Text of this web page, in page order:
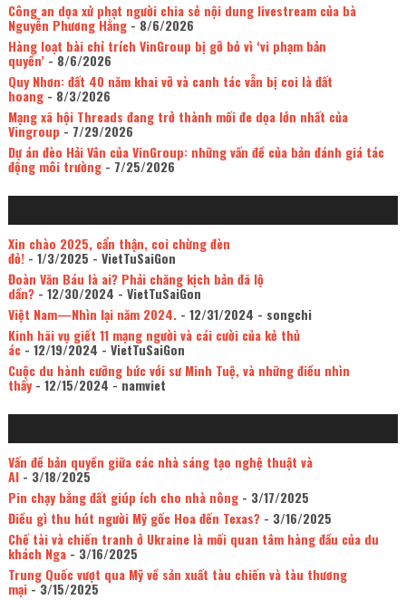
Công an dọa xử phạt người chia sẻ nội dung livestream của bà
Nguyễn Phương Hằng- 8/6/2026
Hàng loạt bài chỉ trích VinGroup bị gỡ bỏ vì ‘vi phạm bản
quyền’- 8/6/2026
Quy Nhơn: đất 40 năm khai vỡ và canh tác vẫn bị coi là đất
hoang- 8/3/2026
Mạng xã hội Threads đang trở thành mối đe dọa lớn nhất của
Vingroup - 7/29/2026
Dự án đèo Hải Vân của VinGroup: những vấn đề của bản đánh giá tác
động môi trường- 7/25/2026
Xin chào 2025, cẩn thận, coi chừng đèn
đỏ!- 1/3/2025 - VietTuSaiGon
Đoàn Văn Báu là ai? Phải chăng kịch bản đã lộ
dần?- 12/30/2024 - VietTuSaiGon
Việt Nam—Nhìn lại năm 2024.- 12/31/2024 - songchi
Kinh hãi vụ giết 11 mạng người và cái cười của kẻ thủ
ác- 12/19/2024 - VietTuSaiGon
Cuộc du hành cưỡng bức với sư Minh Tuệ, và những điều nhìn
thấy- 12/15/2024 - namviet
Vấn đề bản quyền giữa các nhà sáng tạo nghệ thuật và
AI- 3/18/2025
Pin chạy bằng đất giúp ích cho nhà nông- 3/17/2025
Điều gì thu hút người Mỹ gốc Hoa đến Texas?- 3/16/2025
Chế tài và chiến tranh ở Ukraine là mối quan tâm hàng đầu của du
khách Nga- 3/16/2025
Trung Quốc vượt qua Mỹ về sản xuất tàu chiến và tàu thương
mại- 3/15/2025